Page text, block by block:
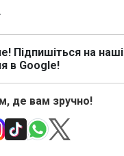
Підпишіться на наші
в Google!
де вам зручно!